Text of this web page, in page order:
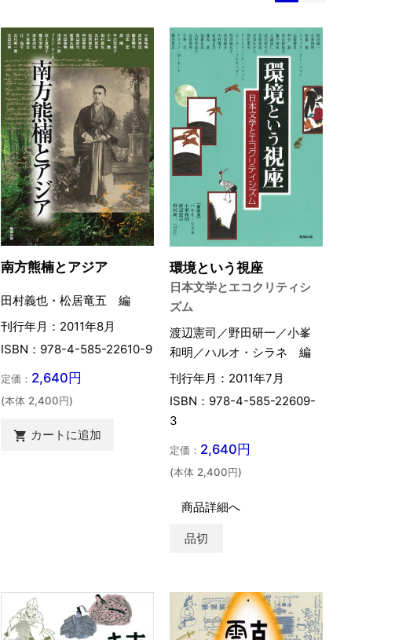
南方熊楠とアジア
田村義也・松居竜五 編
刊行年月：2011年8月
ISBN：978-4-585-22610-9
定価： 2,640円
(本体 2,400円)
 カートに追加
環境という視座
日本文学とエコクリティシ
ズム
渡辺憲司／野田研一／小峯
和明／ハルオ・シラネ 編
刊行年月：2011年7月
ISBN：978-4-585-22609-
3
定価： 2,640円
(本体 2,400円)
商品詳細へ
品切